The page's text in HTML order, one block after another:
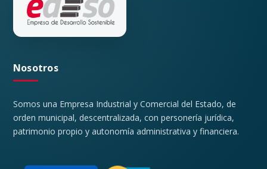
Nosotros
Somos una Empresa Industrial y Comercial del Estado, de
orden municipal, descentralizada, con personería jurídica,
patrimonio propio y autonomía administrativa y financiera.